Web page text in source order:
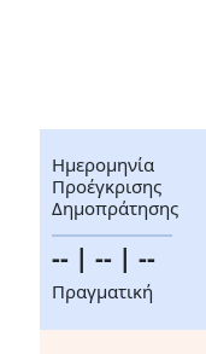
Ημερομηνία
Προέγκρισης
Δημοπράτησης
-- | -- | --
Πραγματική